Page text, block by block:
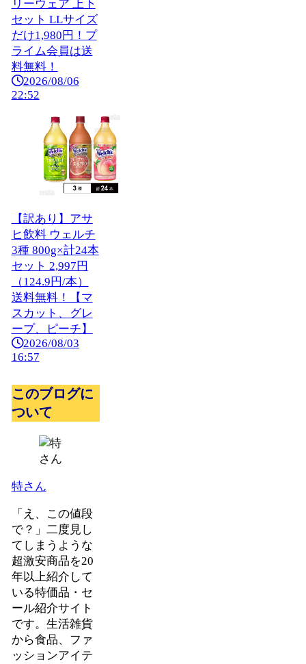
リーウェア 上下
セット LLサイズ
だけ1,980円！プ
ライム会員は送
料無料！
2026/08/06
22:52
【訳あり】アサ
ヒ飲料 ウェルチ
3種 800g×計24本
セット 2,997円
（124.9円/本）
送料無料！【マ
スカット、グレ
ープ、ピーチ】
2026/08/03
16:57
このブログに
ついて
特さん
「え、この値段
で？」二度見し
てしまうような
超激安商品を20
年以上紹介して
いる特価品・セ
ール紹介サイト
です。生活雑貨
から食品、ファ
ッションアイテ